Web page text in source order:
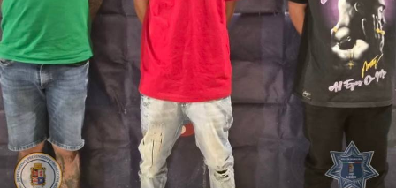
De enero a julio de este año, la Policía de León ha
asegurado 187 mil 534 dosis de distintas sustancias,
como parte del trabajo para contener su posesión,
distribución y presunta venta.
La Secretaría de Seguridad, Prevención y Protección
Ciudadana continuará con la atención de reportes y la
intervención policial para retirar estas sustancias de las
calles y evitar que lleguen a niñas, niños y jóvenes.